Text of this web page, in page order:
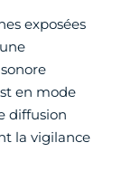
exposées
en mode
diffusion
la vigilance